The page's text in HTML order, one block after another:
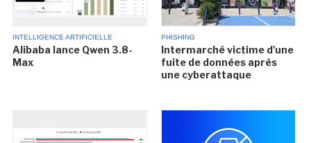
INTELLIGENCE ARTIFICIELLE
Alibaba lance Qwen 3.8-
Max
PHISHING
Intermarché victime d'une
fuite de données après
une cyberattaque